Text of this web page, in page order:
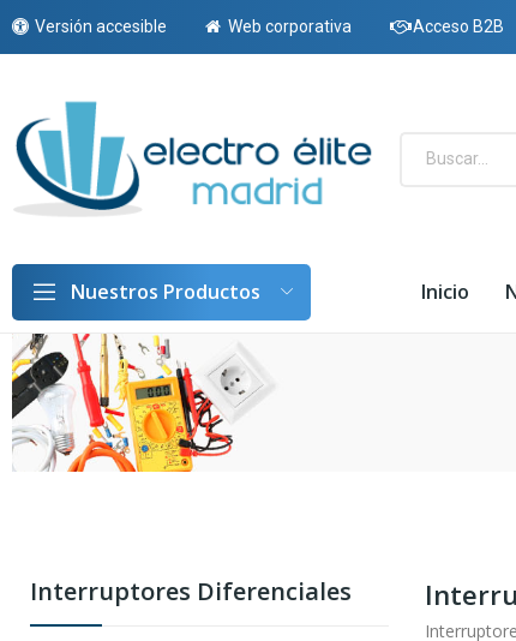
Versión accesible Web corporativa Acceso B2B
Nuestros Productos Inicio
Interruptores Diferenciales